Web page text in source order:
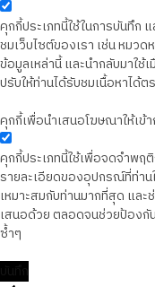
คุกกี้ประเภทนี้ใช้ในการบันทึก
ชมเว็บไซต์ของเรา เช่น หมว
ข้อมูลเหล่านี้ และนำกลับมาใช้
ปรับให้ท่านได้รับชมเนื้อหาได้
คุกกี้เพื่อนำเสนอโฆษณาให้เข้
คุกกี้ประเภทนี้ใช้เพื่อจดจำพฤ
รายละเอียดของอุปกรณ์ที่ท่าน
เหมาะสมกับท่านมากที่สุด แล
เสนอด้วย ตลอดจนช่วยป้องกั
ซ้ำๆ